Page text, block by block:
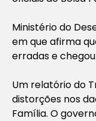
Ministério do
em que afirma
erradas e
Um relatório do
distorções nos
Família. O